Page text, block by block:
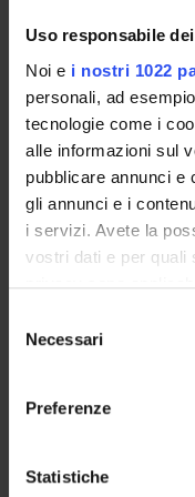
Uso responsabile
Noi e i nostri 1022
personali, ad
tecnologie come i
alle informazioni sul
pubblicare annunci e
gli annunci e i
i servizi. Avete la
vostri dati e per quali
privacy sono
modificare o
momento dalla
raccogliere
delNecessari
Preferenze
Statistiche
Biochimica e Biologia
Biochemistry &
Proteomica
Biochemistry &
Biochimica e
Biochemistry &
Proteomica
Biochemistry &
Biochemistry &
Biochemistry &